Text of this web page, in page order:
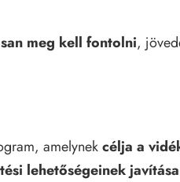
meg kell fontolni,
amelynekcélja a
lehetőségeinek javítása